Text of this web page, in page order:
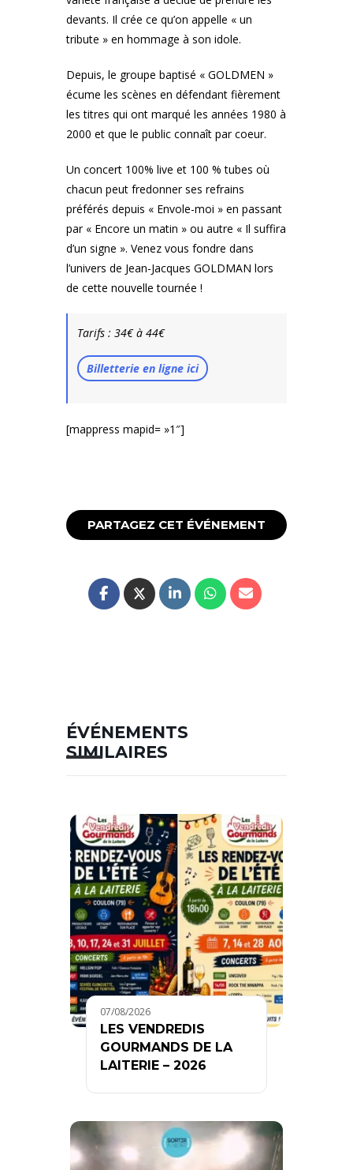
devants. Il crée ce qu’on appelle « un
tribute » en hommage à son idole.
Depuis, le groupe baptisé « GOLDMEN »
écume les scènes en défendant fièrement
les titres qui ont marqué les années 1980 à
2000 et que le public connaît par coeur.
Un concert 100% live et 100 % tubes où
chacun peut fredonner ses refrains
préférés depuis « Envole-moi » en passant
par « Encore un matin » ou autre « Il suffira
d’un signe ». Venez vous fondre dans
l’univers de Jean-Jacques GOLDMAN lors
de cette nouvelle tournée !
Tarifs : 34€ à 44€
Billetterie en ligne ici
[mappress mapid= »1″]
PARTAGEZ CET ÉVÉNEMENT
ÉVÉNEMENTS
SIMILAIRES
07/08/2026
LES VENDREDIS
GOURMANDS DE LA
LAITERIE – 2026